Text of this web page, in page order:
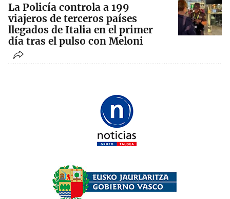
La Policía controla a 199
viajeros de terceros países
llegados de Italia en el primer
día tras el pulso con Meloni